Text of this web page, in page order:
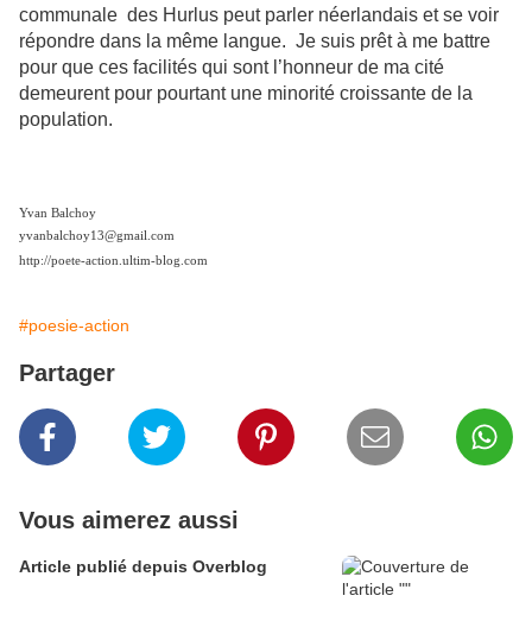
communale des Hurlus peut parler néerlandais et se voir
répondre dans la même langue. Je suis prêt à me battre
pour que ces facilités qui sont l’honneur de ma cité
demeurent pour pourtant une minorité croissante de la
population.
Yvan Balchoy
yvanbalchoy13@gmail.com
http://poete-action.ultim-blog.com
#poesie-action
Partager
Vous aimerez aussi
Article publié depuis Overblog